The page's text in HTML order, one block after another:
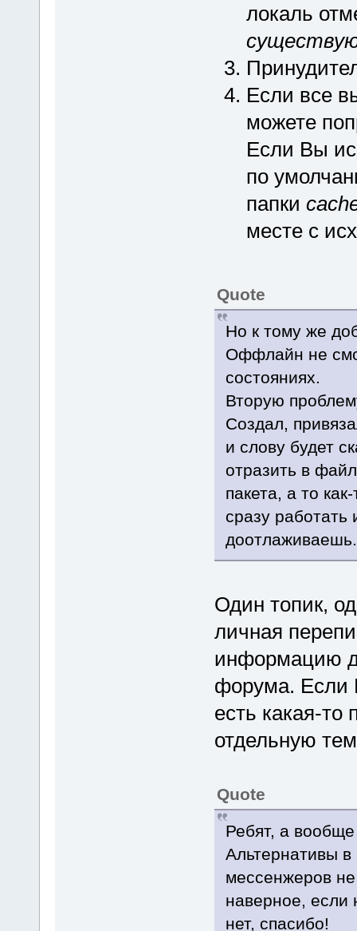
локаль
Если все
можете
Если Вы
по
папки
месте с
Quote
Но к тому же
Оффлайн не
состояниях.
Вторую
Создал,
и слову будет
отразить в
пакета, а то
сразу работать
доотлаживаешь.
Один топик,
личная
информацию
форума. Если
есть какая-то
отдельную
Quote
Ребят, а
Альтернативы
мессенжеров
наверное, если
нет, спасибо!